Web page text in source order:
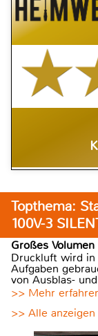
Topthema:
100V-3
Großes Volumen
Druckluft wird
Aufgaben
von Ausblas-
>> Mehr
>> Alle anzeigen